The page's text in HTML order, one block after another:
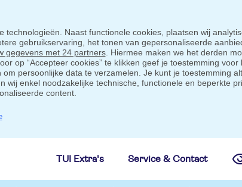
technologieën. Naast functionele cookies, plaatsen wij
gebruikservaring, het tonen van gepersonaliseerde
gegevens met 24 partners. Hiermee maken we het derden
op “Accepteer cookies” te klikken geef je toestemming voor
persoonlijke data te verzamelen. Je kunt je toestemming
wij enkel noodzakelijke technische, functionele en beperkte
content.
TUI Extra's Service & Contact